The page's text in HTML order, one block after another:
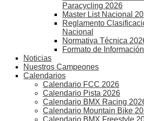
Paracycling 2026
Master List Nacional
Reglamento
Nacional
Normativa Técnica
Formato de
Noticias
Nuestros Campeones
Calendarios
Calendario FCC 2026
Calendario Pista 2026
Calendario BMX Racing
Calendario Mountain Bike
Calendario BMX Freestyle